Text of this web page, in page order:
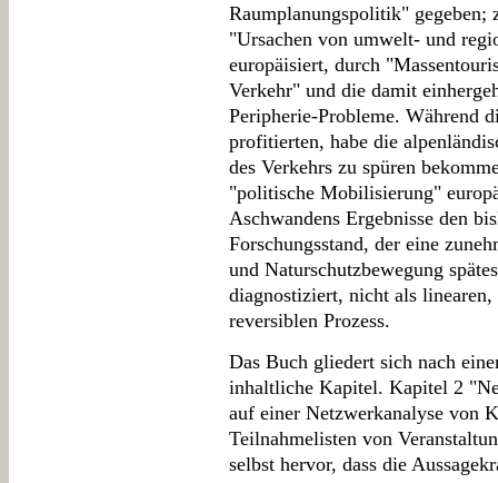
Raumplanungspolitik" gegeben;
"Ursachen von umwelt- und
europäisiert, durch
Verkehr" und die damit
Peripherie-Probleme. Während
profitierten, habe die
des Verkehrs zu spüren
"politische Mobilisierung"
Aschwandens Ergebnisse den
Forschungsstand, der eine
und Naturschutzbewegung
diagnostiziert, nicht als
reversiblen Prozess.
Das Buch gliedert sich nach
inhaltliche Kapitel. Kapitel 2
auf einer Netzwerkanalyse von
Teilnahmelisten von
selbst hervor, dass die